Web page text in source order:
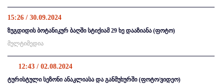
15:26 / 30.09.2024
ზუგდიდის ბოტანიკურ ბაღში სტიქიამ 29 ხე დააზიანა (ფოტო)
მულტიმედია
12:43 / 02.08.2024
ტურისტული სეზონი ანაკლიასა და განმუხურში (ფოტო/ვიდეო)